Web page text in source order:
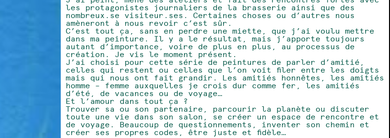
les protagonistes journaliers de la brasserie ainsi que des
nombreux.se visiteur.ses. Certaines choses ou d’autres nous
amèneront à nous revoir c’est sûr.
C’est tout ça, sans en perdre une miette, que j’ai voulu mettre
dans ma peinture. Il y a le résultat, mais j’apporte toujours
autant d’importance, voire de plus en plus, au processus de
création. Je vis le moment présent.
J’ai choisi pour cette série de peintures de parler d’amitié,
celles qui restent ou celles que l’on voit filer entre les doigts
mais qui nous ont fait grandir. Les amitiés honnêtes, les amitiés
homme – femme auxquelles je crois dur comme fer, les amitiés
d’été, de vacances ou de voyage…
Et l’amour dans tout ça ?
Trouver sa ou son partenaire, parcourir la planète ou discuter
toute une vie dans son salon, se créer un espace de rencontre et
de voyage. Beaucoup de questionnements, inventer son chemin et
créer ses propres codes, être juste et fidèle…